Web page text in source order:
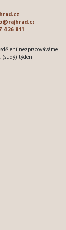
426 811
nezpracováváme
(sudý) týden